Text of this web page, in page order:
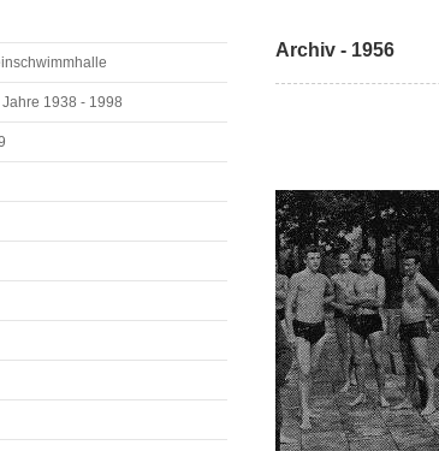
1938 - 1998
Archiv - 1956